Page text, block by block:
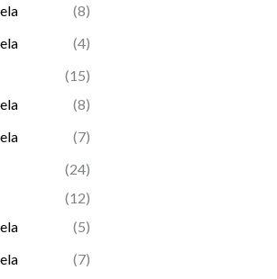
(8)
(4)
(15)
(8)
(7)
(24)
(12)
(5)
(7)